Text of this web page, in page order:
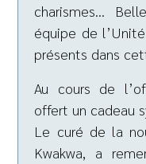
charismes…
équipe de
présents dans
Au cours de
offert un cadeau
Le curé de la
Kwakwa, a